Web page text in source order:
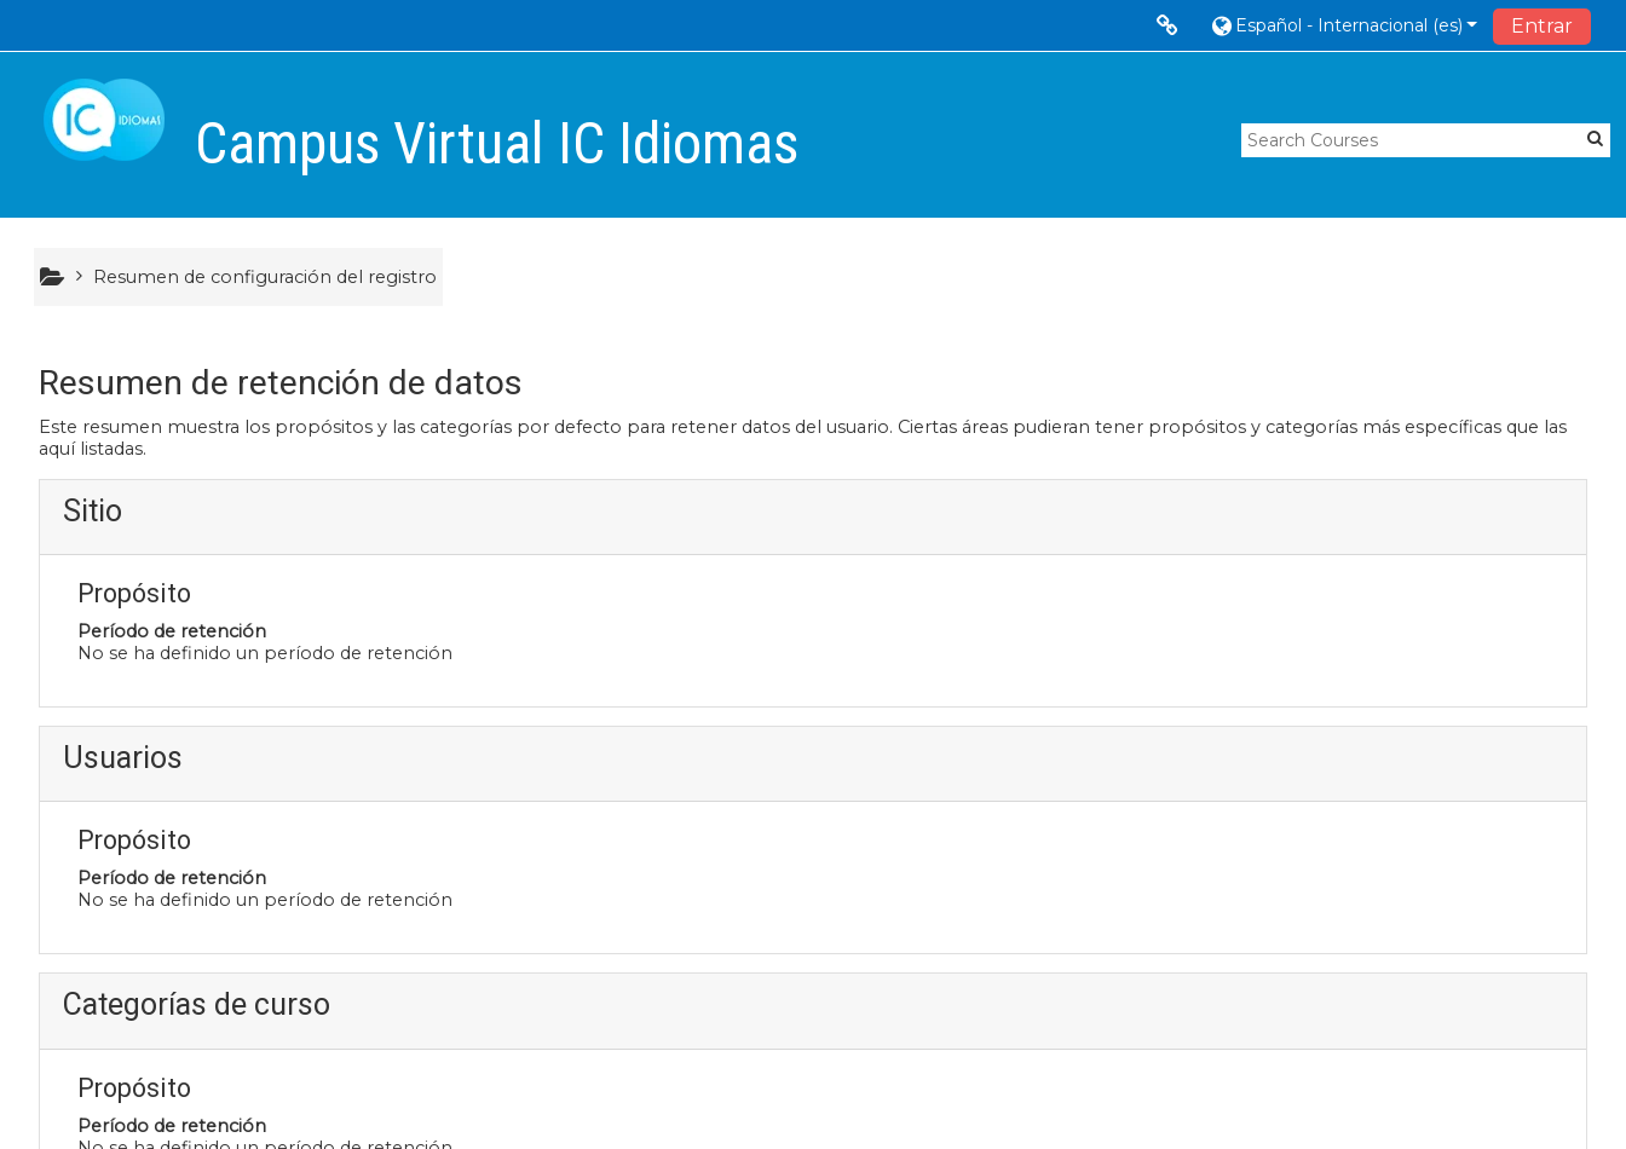
MENU
IC IDIOMAS
Cambridge University
Trinity C. London
Español - Internacional ‎(es)‎ Entrar
Campus Virtual IC Idiomas
Resumen de configuración del registro
Resumen de retención de datos
Este resumen muestra los propósitos y las categorías por defecto para retener datos del usuario. Ciertas áreas pudieran tener propósitos y categorías más específicas que las
aquí listadas.
Sitio
Propósito
Período de retención
No se ha definido un período de retención
Usuarios
Propósito
Período de retención
No se ha definido un período de retención
Categorías de curso
Propósito
Período de retención